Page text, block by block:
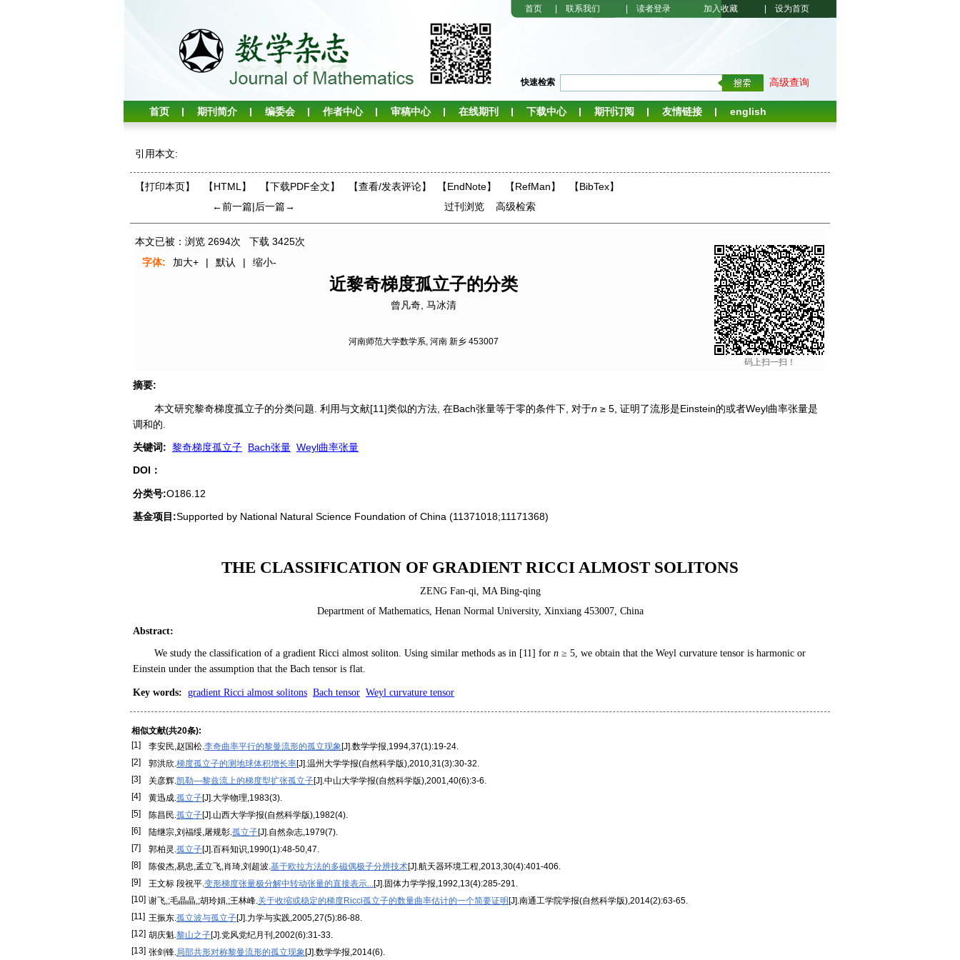
首页 联系我们 读者登录 加入收藏 设为首页
快速检索 高级查询
首页 期刊简介 编委会 作者中心 审稿中心 在线期刊 下载中心 期刊订阅 友情链接 english
引用本文:
【打印本页】 【HTML】 【下载PDF全文】 【查看/发表评论】 【EndNote】 【RefMan】
【BibTex】
←前一篇|后一篇→ 过刊浏览 高级检索
本文已被：浏览 2694次 下载 3425次
码上扫一扫！
字体: 加大+ | 默认 | 缩小-
近黎奇梯度孤立子的分类
曾凡奇, 马冰清
河南师范大学数学系, 河南 新乡 453007
摘要:
本文研究黎奇梯度孤立子的分类问题. 利用与文献[11]类似的方法, 在Bach张量等于零的条件下, 对于n ≥ 5, 证明了流形是Einstein的或者Weyl曲率张量是
调和的.
关键词: 黎奇梯度孤立子 Bach张量 Weyl曲率张量
DOI：
分类号:O186.12
基金项目:Supported by National Natural Science Foundation of China (11371018;11171368)
THE CLASSIFICATION OF GRADIENT RICCI ALMOST SOLITONS
ZENG Fan-qi, MA Bing-qing
Department of Mathematics, Henan Normal University, Xinxiang 453007, China
Abstract:
We study the classification of a gradient Ricci almost soliton. Using similar methods as in [11] for n ≥ 5, we obtain that the Weyl curvature tensor is harmonic or
Einstein under the assumption that the Bach tensor is flat.
Key words: gradient Ricci almost solitons Bach tensor Weyl curvature tensor
相似文献(共20条):
[1]
李安民,赵国松.李奇曲率平行的黎曼流形的孤立现象[J].数学学报,1994,37(1):19-24.
[2]
郭洪欣.梯度孤立子的测地球体积增长率[J].温州大学学报(自然科学版),2010,31(3):30-32.
[3]
关彦辉.凯勒—黎兹流上的梯度型扩张孤立子[J].中山大学学报(自然科学版),2001,40(6):3-6.
[4]
黄迅成.孤立子[J].大学物理,1983(3).
[5]
陈昌民.孤立子[J].山西大学学报(自然科学版),1982(4).
[6]
陆继宗,刘福绥,屠规彰.孤立子[J].自然杂志,1979(7).
[7]
郭柏灵.孤立子[J].百科知识,1990(1):48-50,47.
[8]
陈俊杰,易忠,孟立飞,肖琦,刘超波.基于欧拉方法的多磁偶极子分辨技术[J].航天器环境工程,2013,30(4):401-406.
[9]
王文标 段祝平.变形梯度张量极分解中转动张量的直接表示...[J].固体力学学报,1992,13(4):285-291.
[10] 谢飞,;毛晶晶,;胡玲娟,;王林峰.关于收缩或稳定的梯度Ricci孤立子的数量曲率估计的一个简要证明 [J].南通工学院学报(自然科学版),2014(2):63-65.
[11] 王振东.孤立波与孤立子[J].力学与实践,2005,27(5):86-88.
[12] 胡庆魁.黎山之子[J].党风党纪月刊,2002(6):31-33.
[13] 张剑锋.局部共形对称黎曼流形的孤立现象[J].数学学报,2014(6).